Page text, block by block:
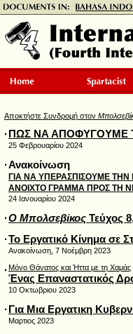
Αποκτήστε Συνδρομή στον
· ΠΩΣ ΝΑ ΑΠΟΦΥΓΟΥΜΕ
25 Φεβρουαρίου 2024
·Ανακοίνωση
ΓΙΑ ΝΑ ΥΠΕΡΑΣΠΙΣΟΥΜΕ
ΑΝΟΙΧΤΟ ΓΡΑΜΜΑ ΠΡΟΣ ΤΗ
24 Ιανουαρίου 2024
·Ο Μπολσεβίκος Τεύχος
·Το Εργατικό Κίνημα σε
Ανακοίνωση, 7 Νοέμβρη 2023
·Μόνο Θάνατος και Ήττα με τη Χαμάς
Ένας Επαναστατικός
10 Οκτωβριου 2023
· Για Μια Εργατικη
Μαρτιος 2023